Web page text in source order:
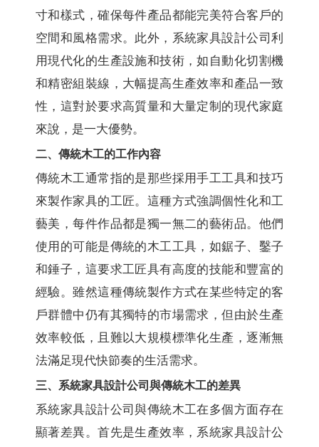
寸和樣式，確保每件產品都能完美符合客戶的
空間和風格需求。此外，系統家具設計公司利
用現代化的生產設施和技術，如自動化切割機
和精密組裝線，大幅提高生產效率和產品一致
性，這對於要求高質量和大量定制的現代家庭
來說，是一大優勢。
二、傳統木工的工作內容
傳統木工通常指的是那些採用手工工具和技巧
來製作家具的工匠。這種方式強調個性化和工
藝美，每件作品都是獨一無二的藝術品。他們
使用的可能是傳統的木工工具，如鋸子、鑿子
和錘子，這要求工匠具有高度的技能和豐富的
經驗。雖然這種傳統製作方式在某些特定的客
戶群體中仍有其獨特的市場需求，但由於生產
效率較低，且難以大規模標準化生產，逐漸無
法滿足現代快節奏的生活需求。
三、系統家具設計公司與傳統木工的差異
系統家具設計公司與傳統木工在多個方面存在
顯著差異。首先是生產效率，系統家具設計公